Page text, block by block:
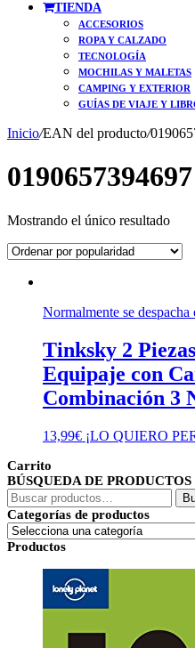
TIENDA
ACCESORIOS
ROPA Y CALZADO
TECNOLOGÍA
MOCHILAS Y MALETAS
CAMPING Y EXTERIOR
GUÍAS DE VIAJE Y
Inicio/EAN del producto/
0190657394697
Mostrando el único resultado
Normalmente se despacha
Tinksky 2
Equipaje con
Combinación 3
13,99€ ¡LO QUIERO
Carrito
BÚSQUEDA DE PRODUCTOS
Buscar
por:
Categorías de productos
Productos